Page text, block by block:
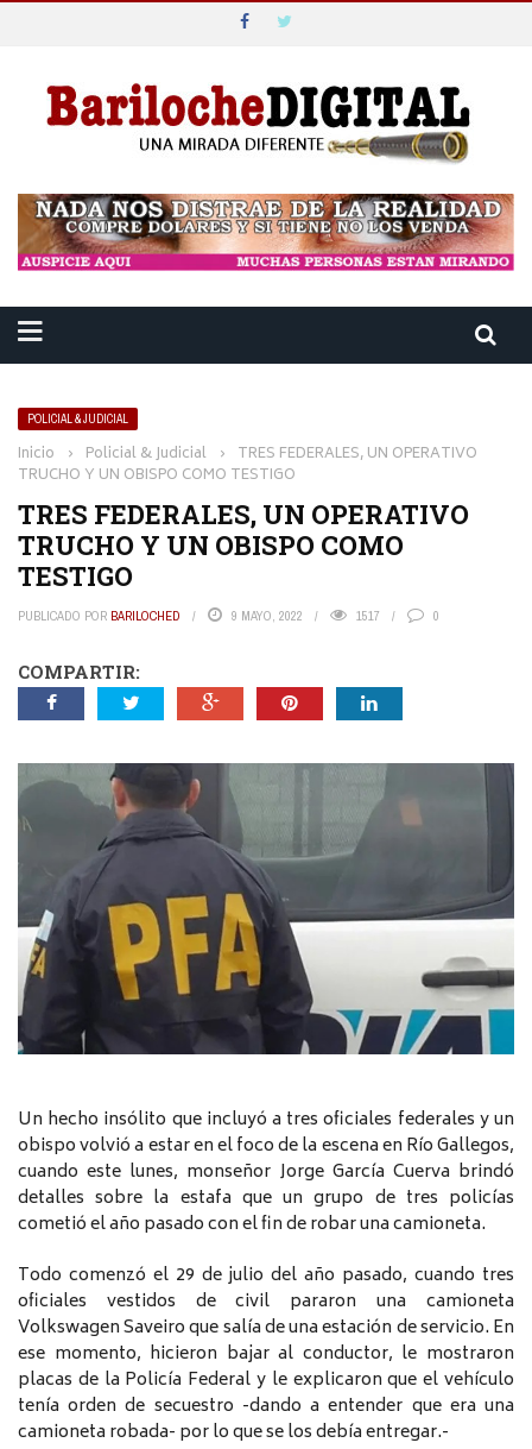
POLICIAL & JUDICIAL
Inicio › Policial & Judicial › TRES FEDERALES, UN OPERATIVO
TRUCHO Y UN OBISPO COMO TESTIGO
TRES FEDERALES, UN OPERATIVO
TRUCHO Y UN OBISPO COMO
TESTIGO
PUBLICADO POR BARILOCHED 9 MAYO, 2022 1517 0
COMPARTIR:
Un hecho insólito que incluyó a tres oficiales federales y un
obispo volvió a estar en el foco de la escena en Río Gallegos,
cuando este lunes, monseñor Jorge García Cuerva brindó
detalles sobre la estafa que un grupo de tres policías
cometió el año pasado con el fin de robar una camioneta.
Todo comenzó el 29 de julio del año pasado, cuando tres
oficiales vestidos de civil pararon una camioneta
Volkswagen Saveiro que salía de una estación de servicio. En
ese momento, hicieron bajar al conductor, le mostraron
placas de la Policía Federal y le explicaron que el vehículo
tenía orden de secuestro -dando a entender que era una
camioneta robada- por lo que se los debía entregar.-